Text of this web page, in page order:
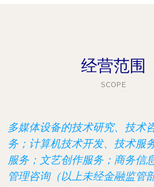
经营范围
SCOPE
多媒体设备的技术研究、技术
务；计算机技术开发、技术服
服务；文艺创作服务；商务信
管理咨询（以上未经金融监管